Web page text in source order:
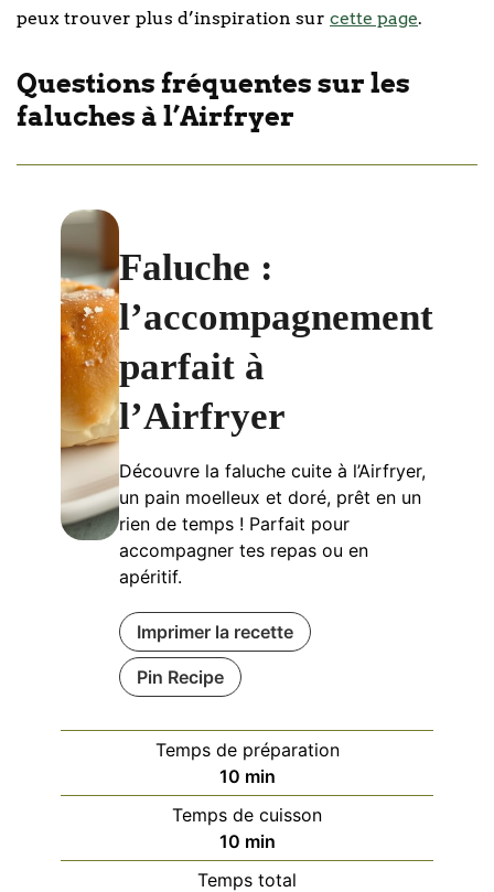
peux trouver plus d’inspiration sur cette page.
Questions fréquentes sur les
faluches à l’Airfryer
Faluche :
l’accompagnement
parfait à
l’Airfryer
Découvre la faluche cuite à l’Airfryer,
un pain moelleux et doré, prêt en un
rien de temps ! Parfait pour
accompagner tes repas ou en
apéritif.
Imprimer la recette
Pin Recipe
Temps de préparation
10minutes
min
Temps de cuisson
10minutes
min
Temps total